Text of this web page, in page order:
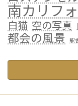
南カリフ
白猫 空の写真
都会の風景 駅